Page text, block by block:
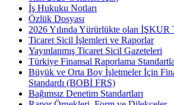
İş Hukuku Notları
Özlük Dosyası
2026 Yılında Yürürlükte olan İŞKUR
Ticaret Sicil İşlemleri ve Raporlar
Yayınlanmış Ticaret Sicil Gazeteleri
Türkiye Finansal Raporlama
Büyük ve Orta Boy İşletmeler İçin
Standardı (BOBİ FRS)
Bağımsız Denetim Standartları